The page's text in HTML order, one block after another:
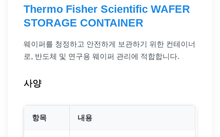
Thermo Fisher Scientific WAFER
STORAGE CONTAINER
웨이퍼를 청정하고 안전하게 보관하기 위한 컨테이너
로, 반도체 및 연구용 웨이퍼 관리에 적합합니다.
사양
항목 내용